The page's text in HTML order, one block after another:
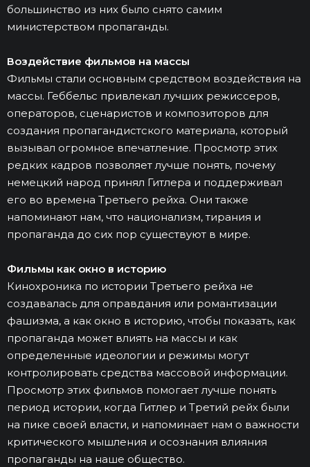
большинство из них было снято самим
министерством пропаганды.
Воздействие фильмов на массы
Фильмы стали основным средством воздействия на
массы. Геббельс привлекал лучших режиссеров,
операторов, сценаристов и композиторов для
создания пропагандистского материала, который
вызывал огромное впечатление. Просмотр этих
редких кадров позволяет лучше понять, почему
немецкий народ принял Гитлера и поддерживал
его во времена Третьего рейха. Они также
напоминают нам, что национализм, тирания и
пропаганда до сих пор существуют в мире.
Фильмы как окно в историю
Кинохроника по истории Третьего рейха не
создавалась для оправдания или романтизации
фашизма, а как окно в историю, чтобы показать, как
пропаганда может влиять на массы и как
определенные идеологии и режимы могут
контролировать средства массовой информации.
Просмотр этих фильмов помогает лучше понять
период истории, когда Гитлер и Третий рейх были
на пике своей власти, и напоминает нам о важности
критического мышления и осознания влияния
пропаганды на наше общество.